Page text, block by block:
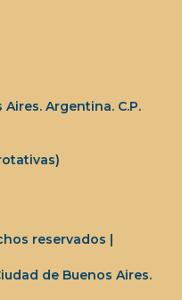
Argentina. C.P.
reservados |
de Buenos Aires.